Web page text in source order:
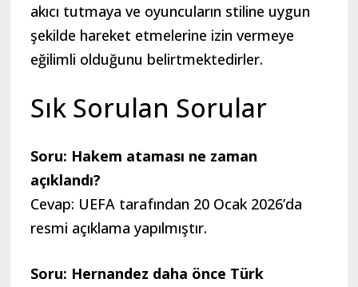
akıcı tutmaya ve oyuncuların stiline uygun
şekilde hareket etmelerine izin vermeye
eğilimli olduğunu belirtmektedirler.
Sık Sorulan Sorular
Soru: Hakem ataması ne zaman
açıklandı?
Cevap: UEFA tarafından 20 Ocak 2026’da
resmi açıklama yapılmıştır.
Soru: Hernandez daha önce Türk